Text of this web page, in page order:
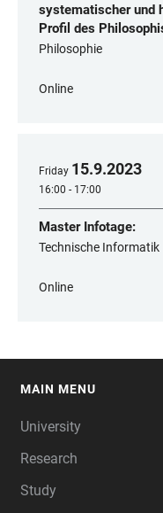
systematischer und
Profil des
Philosophie
Online
Friday 15.9.2023
16:00 - 17:00
Master Infotage:
Technische Informatik
Online
MAIN MENU
University
Research
Study